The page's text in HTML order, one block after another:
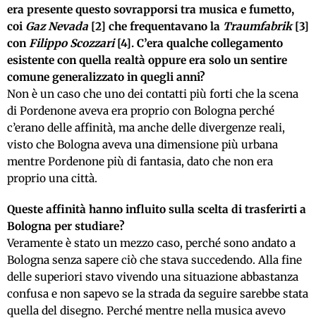
era presente questo sovrapporsi tra musica e fumetto,
coi Gaz Nevada [2] che frequentavano la Traumfabrik[3]
conFilippo Scozzari[4]. C’era qualche collegamento
esistente con quella realtà oppure era solo un sentire
comune generalizzato in quegli anni?
Non è un caso che uno dei contatti più forti che la scena
di Pordenone aveva era proprio con Bologna perché
c’erano delle affinità, ma anche delle divergenze reali,
visto che Bologna aveva una dimensione più urbana
mentre Pordenone più di fantasia, dato che non era
proprio una città.
Queste affinità hanno influito sulla scelta di trasferirti a
Bologna per studiare?
Veramente è stato un mezzo caso, perché sono andato a
Bologna senza sapere ciò che stava succedendo. Alla fine
delle superiori stavo vivendo una situazione abbastanza
confusa e non sapevo se la strada da seguire sarebbe stata
quella del disegno. Perché mentre nella musica avevo